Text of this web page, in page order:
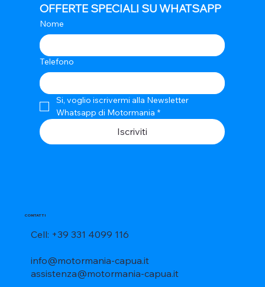
CONTATTI
Cell: +39 331 4099 116
info@motormania-capua.it
assistenza@motormania-capua.it
OFFERTE SPECIALI SU WHATSAPP
Nome
Telefono
Si, voglio iscrivermi alla Newsletter
Whatsapp di Motormania *
Iscriviti